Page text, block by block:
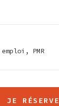
PMR
JE RÉSERVE